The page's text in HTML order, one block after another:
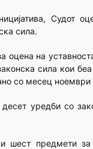
Судот
сила.
оцена на
сила кои
со месец ноември
уредби со
шест предмети